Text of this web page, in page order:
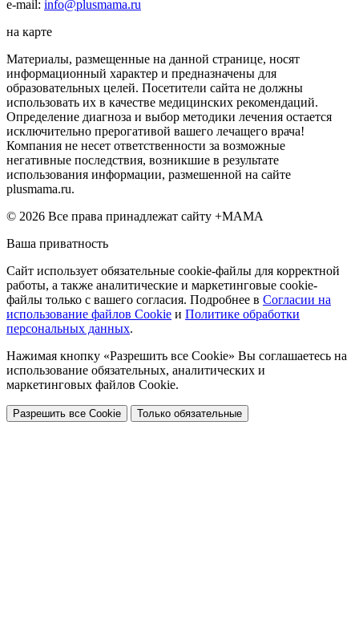
e-mail: info@plusmama.ru
на карте
Материалы, размещенные на данной странице, носят
информационный характер и предназначены для
образовательных целей. Посетители сайта не должны
использовать их в качестве медицинских рекомендаций.
Определение диагноза и выбор методики лечения остается
исключительно прерогативой вашего лечащего врача!
Компания не несет ответственности за возможные
негативные последствия, возникшие в результате
использования информации, размешенной на сайте
plusmama.ru.
© 2026 Все права принадлежат сайту +МАМА
Ваша приватность
Сайт использует обязательные cookie-файлы для корректной
работы, а также аналитические и маркетинговые cookie-
файлы только с вашего согласия. Подробнее в Согласии на
использование файлов Cookie и Политике обработки
персональных данных.
Нажимая кнопку «Разрешить все Cookie» Вы соглашаетесь на
использование обязательных, аналитических и
маркетинговых файлов Cookie.
Разрешить все Cookie Только обязательные